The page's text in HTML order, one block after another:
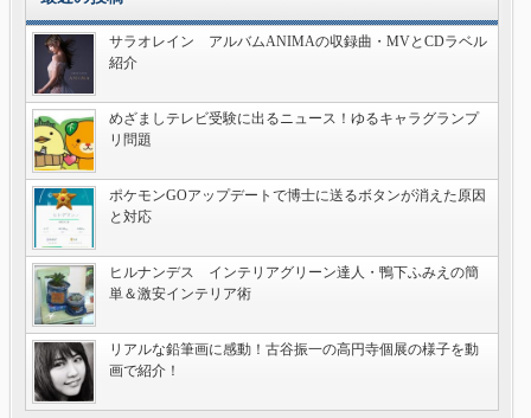
サラオレイン アルバムANIMAの収録曲・MVとCDラベル
紹介
めざましテレビ受験に出るニュース！ゆるキャラグランプ
リ問題
ポケモンGOアップデートで博士に送るボタンが消えた原因
と対応
ヒルナンデス インテリアグリーン達人・鴨下ふみえの簡
単＆激安インテリア術
リアルな鉛筆画に感動！古谷振一の高円寺個展の様子を動
画で紹介！